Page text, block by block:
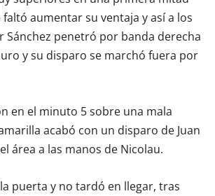
faltó aumentar su ventaja y así a los
Sánchez penetró por banda derecha
y su disparo se marchó fuera por
en el minuto 5 sobre una mala
acabó con un disparo de Juan
área a las manos de Nicolau.
puerta y no tardó en llegar, tras